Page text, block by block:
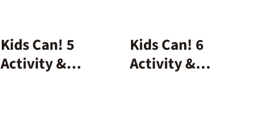
Kids Can! 5
Activity &
Kids Can! 6
Activity &